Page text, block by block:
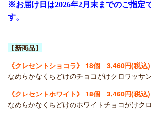
※お届け日は2026年2月末までのご指定
す。
【新商品】
《クレセントショコラ》 18個 3,460円(税込)
なめらかなくちどけのチョコがけクロワッサン
《クレセントホワイト》 18個 3,460円(税込)
なめらかなくちどけのホワイトチョコがけク